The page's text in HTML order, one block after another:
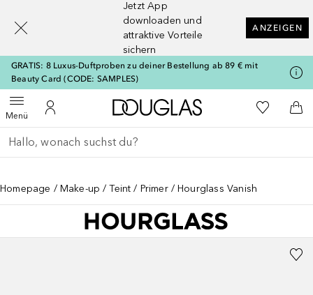
Jetzt App
downloaden und
attraktive Vorteile
sichern
ANZEIGEN
GRATIS: 8 Luxus-Duftproben zu deiner Bestellung ab 89 € mit
Beauty Card (CODE: SAMPLES)
MenüMenü öffnenZu Meinem Kundenkonto
Zur Douglas Startseite
Zu Meiner
Gehe zurück
Suche ausführen
Homepage Make-up Teint Primer Hourglass Vanish
[navigation.slideout.screenreader]